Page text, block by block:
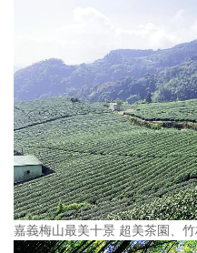
嘉義梅山最美十景 超美茶園、